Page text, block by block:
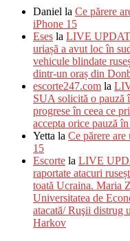
Daniel la Ce părere
iPhone 15
Eses la LIVE
uriașă a avut loc în
vehicule blindate
dintr-un oraș din
escorte247.com la
SUA solicită o pauză
progrese în ceea ce
accepta orice pauză
Yetta la Ce părere
15
Escorte la LIVE
raportate atacuri
toată Ucraina. Maria
Universitatea de
atacată/ Ruşii distrug
Harkov